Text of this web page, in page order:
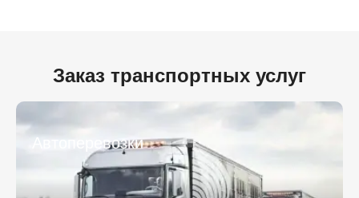
Заказ транспортных услуг
Автоперевозки
* - обязательное поле
Отправить
* - обязательное поле